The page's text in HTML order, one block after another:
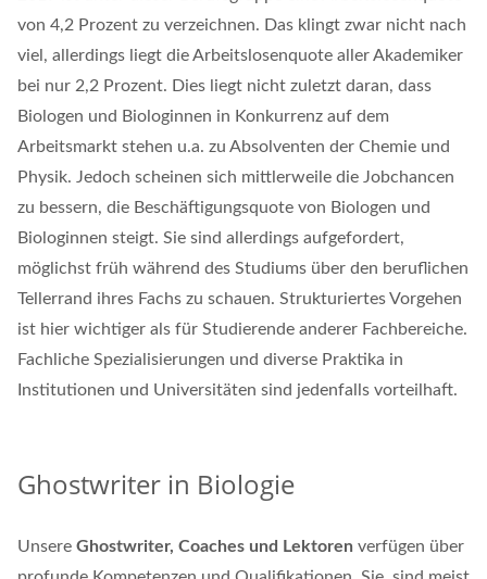
von 4,2 Prozent zu verzeichnen. Das klingt zwar nicht nach
viel, allerdings liegt die Arbeitslosenquote aller Akademiker
bei nur 2,2 Prozent. Dies liegt nicht zuletzt daran, dass
Biologen und Biologinnen in Konkurrenz auf dem
Arbeitsmarkt stehen u.a. zu Absolventen der Chemie und
Physik. Jedoch scheinen sich mittlerweile die Jobchancen
zu bessern, die Beschäftigungsquote von Biologen und
Biologinnen steigt. Sie sind allerdings aufgefordert,
möglichst früh während des Studiums über den beruflichen
Tellerrand ihres Fachs zu schauen. Strukturiertes Vorgehen
ist hier wichtiger als für Studierende anderer Fachbereiche.
Fachliche Spezialisierungen und diverse Praktika in
Institutionen und Universitäten sind jedenfalls vorteilhaft.
Ghostwriter in Biologie
Unsere Ghostwriter, Coaches und Lektoren verfügen über